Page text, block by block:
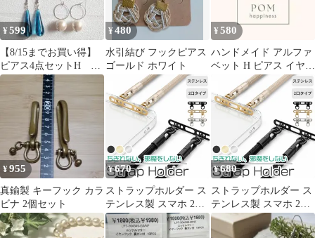
ンバイザー 収納 止め
引っかけ 引っ掛け カー
ド カードホルダー 車内
¥599
【8/15までお買い得】
ピアス4点セットH シ
ルバーカラー
¥480
水引結び フックピアス
ゴールド ホワイト
¥580
ハンドメイド アルファ
ベット H ピアス イヤリ
ングS-327
¥955
真鍮製 キーフック カラ
ビナ 2個セット
¥670
ストラップホルダー ス
テンレス製 スマホ 2点
吊り ダブルリング 金具
ストラップホール 携帯
¥680
ストラップホルダー ス
テンレス製 スマホ 2点
吊り ダブルリング 金具
ストラップホール 携帯